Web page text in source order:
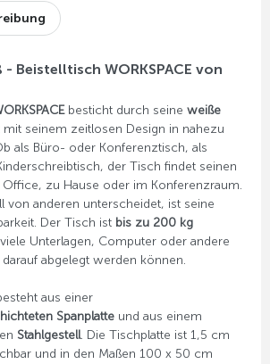
- Beistelltisch WORKSPACE von
besticht durch seine weiße
mit seinem zeitlosen Design in nahezu
als Büro- oder Konferenztisch, als
der Tisch findet seinen
Office, zu Hause oder im Konferenzraum.
von anderen unterscheidet, ist seine
Der Tisch ist bis zu 200 kg
Unterlagen, Computer oder andere
abgelegt werden können.
aus einer
Spanplatteund aus einem
Stahlgestell. Die Tischplatte ist 1,5 cm
und in den Maßen 100 x 50 cm